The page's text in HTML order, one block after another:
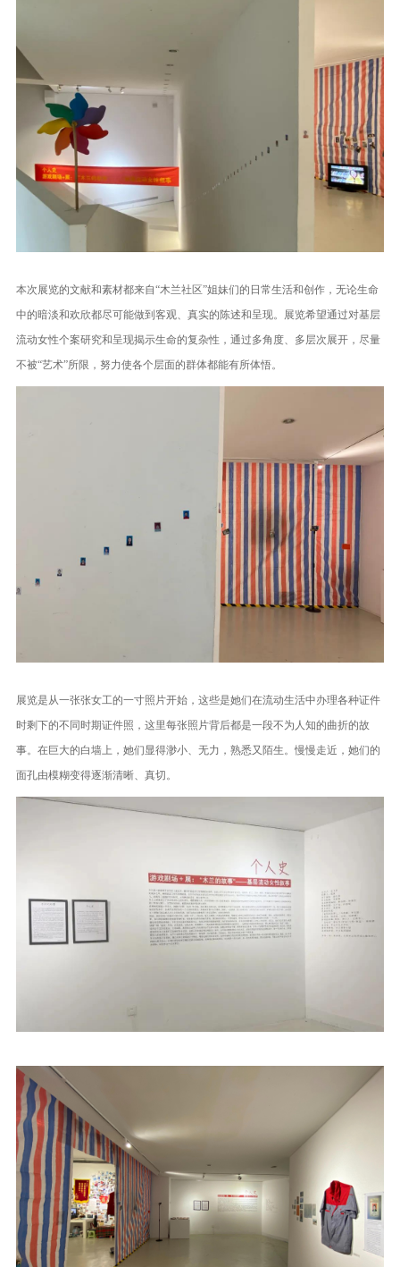
本次展览的文献和素材都来自“木兰社区”姐妹们的日常生活和创作，无论生命
中的暗淡和欢欣都尽可能做到客观、真实的陈述和呈现。展览希望通过对基层
流动女性个案研究和呈现揭示生命的复杂性，通过多角度、多层次展开，尽量
不被“艺术”所限，努力使各个层面的群体都能有所体悟。
展览是从一张张女工的一寸照片开始，这些是她们在流动生活中办理各种证件
时剩下的不同时期证件照，这里每张照片背后都是一段不为人知的曲折的故
事。在巨大的白墙上，她们显得渺小、无力，熟悉又陌生。慢慢走近，她们的
面孔由模糊变得逐渐清晰、真切。